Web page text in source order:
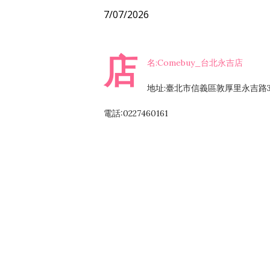
7/07/2026
店 名:Comebuy_台北永吉店
地址:臺北市信義區敦厚里永吉路
電話:0227460161